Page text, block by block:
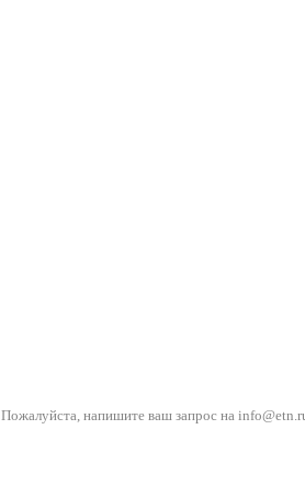
Пожалуйста, напишите ваш запрос на